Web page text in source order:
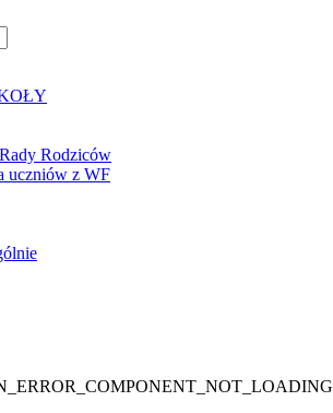
Rodziców
uczniów z WF